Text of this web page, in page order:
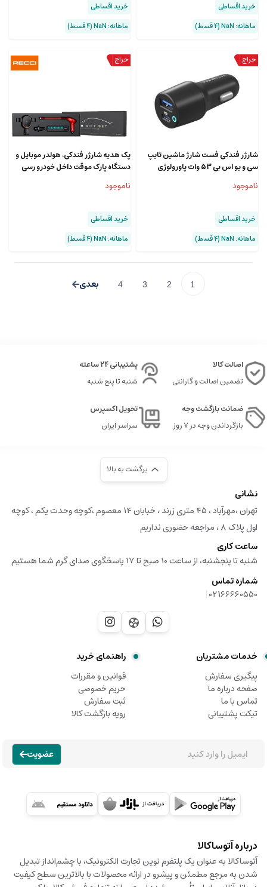
خرید اقساطی
ماهانه: NaN (۴ قسط)
خرید اقساطی
ماهانه: NaN (۴ قسط)
شارژر فندکی فست شارژ ماشین تایپ
سی و یو اس بی 53 وات پاورولوژی
ناموجود
خرید اقساطی
ماهانه: NaN (۴ قسط)
پک هدیه شارژر فندکی، هولدر موبایل و
دستگاه پارک موقت داخل خودرو رسی
ناموجود
خرید اقساطی
ماهانه: NaN (۴ قسط)
1
2
3
4
اصالت کالا
تضمین اصالت و گارانتی
پشتیبانی 24 ساعته
شنبه تا پنج شنبه
ضمانت بازگشت وجه
بازگرداندن وجه در ۷ روز
تحویل اکسپرس
سراسر ایران
برگشت به بالا
نشانی
تهران ،مهرآباد ، ۴۵ متری زرند ، خبابان ۱۴ معصوم ،کوچه وحدت یکم ، کوچه
اول پلاک ۸ ، مراجعه حضوری نداریم
ساعت کاری
شنبه تا پنجشنبه، از ساعت 10 صبح تا 17 پاسخگوی صدای گرم شما هستیم
شماره تماس
02166660550
|
خدمات مشتریان
پیگیری سفارش
صفحه درباره ما
تماس با ما
تیکت پشتیبانی
راهنمای خرید
قوانین و مقررات
حریم خصوصی
ثبت سفارش
رویه بازگشت کالا
عضویت
درباره آتوساکالا
آتوساکالا به عنوان یک پلتفرم نوین تجارت الکترونیک، با چشم‌انداز تبدیل
شدن به مرجع مطمئن و پیشرو در ارائه محصولات با بالاترین سطح کیفیت